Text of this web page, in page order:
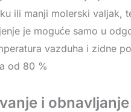
ili manji molerski valjak,
je moguće samo u
vazduha i zidne
od 80 %
i